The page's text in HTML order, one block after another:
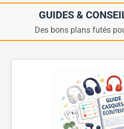
GUIDES &
Des bons plans futés